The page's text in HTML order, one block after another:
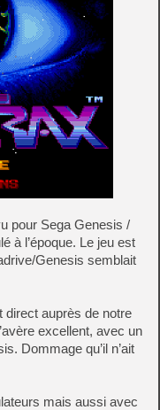
pour Sega Genesis /
à l’époque. Le jeu est
Genesis semblait
direct auprès de notre
excellent, avec un
Dommage qu’il n’ait
mais aussi avec